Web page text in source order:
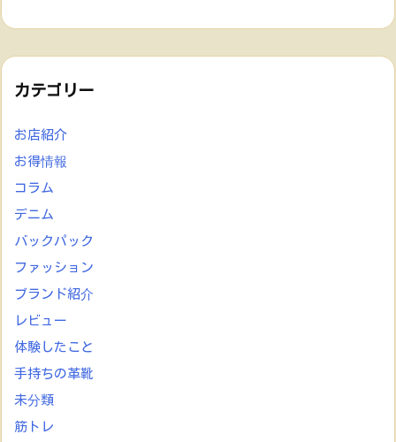
カテゴリー
お店紹介
お得情報
コラム
デニム
バックパック
ファッション
ブランド紹介
レビュー
体験したこと
手持ちの革靴
未分類
筋トレ